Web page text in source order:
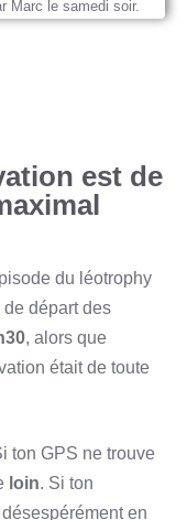
Marc le samedi soir.
est de
du léotrophy
de départ des
, alors que
était de toute
ton GPS ne trouve
loin. Si ton
désespérément en